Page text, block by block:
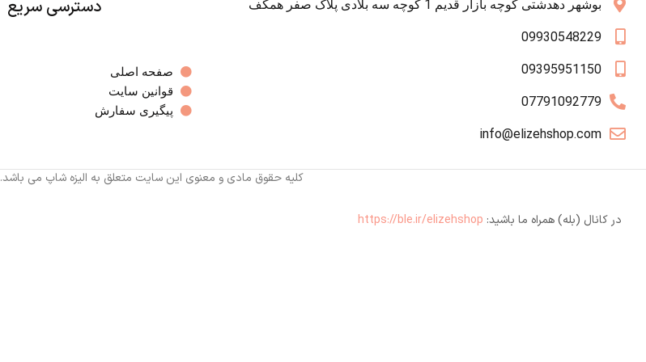
بوشهر دهدشتی کوچه بازار قدیم 1 کوچه سه بلادی پلاک صفر همکف
09930548229
09395951150
07791092779
info@elizehshop.com
دسترسی سریع
صفحه اصلی
قوانین سایت
پیگیری سفارش
کلیه حقوق مادی و معنوی این سایت متعلق به الیزه شاپ می باشد.
در کانال (بله) همراه ما باشید: https://ble.ir/elizehshop